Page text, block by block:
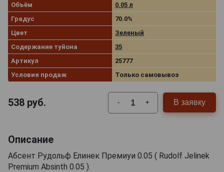
Объём
0.05 л
Градус
70.0%
Цвет
Зеленый
Содержание туйона
35
Артикул
25777
Условия продаж
Только самовывоз
538 руб. - + В заявку
Описание
Абсент Рудольф Елинек Премиуи 0.05 ( Rudolf Jelinek
Premium Absinth 0.05 ).